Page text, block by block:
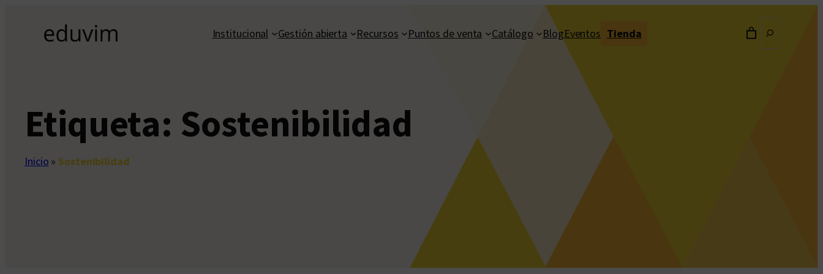
contenido
Institucional Gestión abierta Recursos Puntos de venta Catálogo BlogEventos Tienda
Etiqueta: Sostenibilidad
Inicio » Sostenibilidad